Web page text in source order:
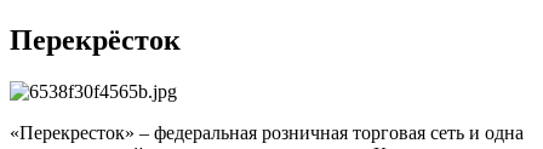
Перекрёсток
«Перекресток» – федеральная розничная торговая сеть и одна